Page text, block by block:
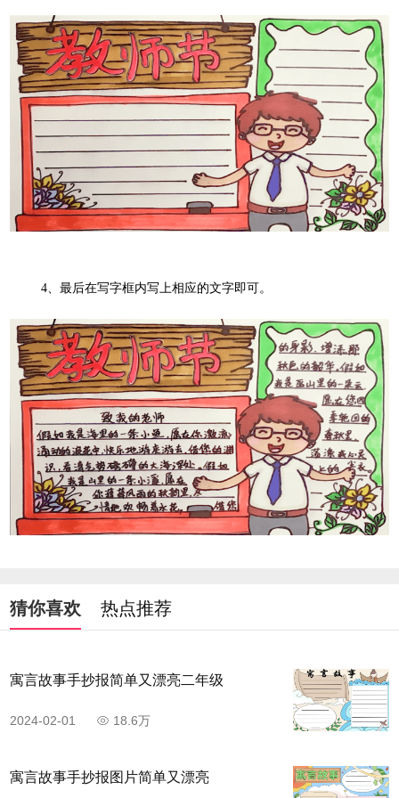
4、最后在写字框内写上相应的文字即可。
猜你喜欢 热点推荐
寓言故事手抄报简单又漂亮二年级
2024-02-01 18.6万
寓言故事手抄报图片简单又漂亮